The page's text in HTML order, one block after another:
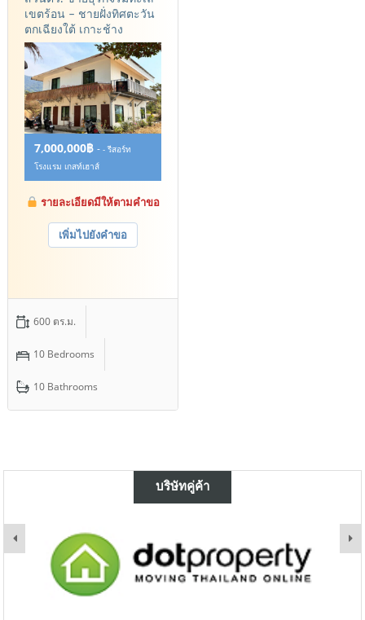
เขตร้อน – ชายฝั่งทิศตะวัน
ตกเฉียงใต้ เกาะช้าง
7,000,000฿ - - รีสอร์ท
โรงแรม เกสท์เฮาส์
รายละเอียดมีให้ตามคำขอ
เพิ่มไปยังคำขอ
600 ตร.ม.
10 Bedrooms
10 Bathrooms
บริษัทคู่ค้า